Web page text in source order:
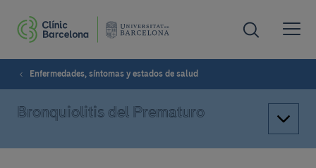
Enfermedades, síntomas y estados de salud
Bronquiolitis del Prematuro